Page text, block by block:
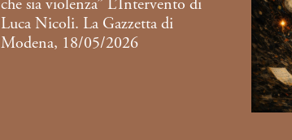
che sia violenza” L’Intervento di
Luca Nicoli. La Gazzetta di
Modena, 18/05/2026